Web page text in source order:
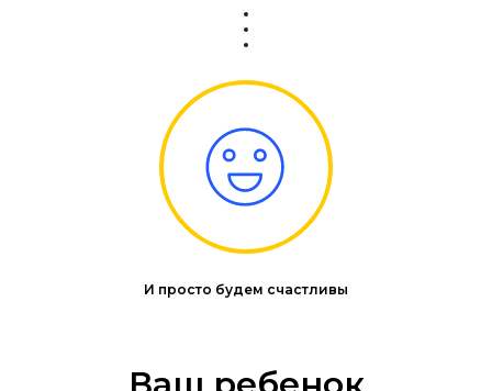
И просто будем счастливы